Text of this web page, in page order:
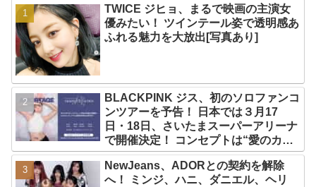
TWICE ジヒョ、まるで映画の主演女
優みたい！ ツインテール姿で透明感あ
ふれる魅力を大放出[写真あり]
BLACKPINK ジス、初のソロファンコ
ンツアーを予告！ 日本では３月17
日・18日、さいたまスーパーアリーナ
で開催決定！ コンセプトは“愛のカケ
ラ”！？ 14日には新アルバム
『AMORTAGE』もリリース
NewJeans、ADORとの契約を解除
へ！ ミンジ、ハニ、ダニエル、ヘリ